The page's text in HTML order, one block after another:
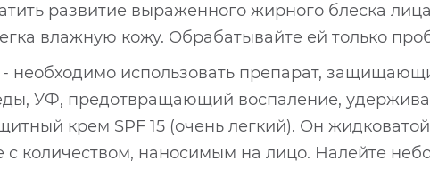
развитие выраженного жирного блеска
влажную кожу. Обрабатывайте ей только
необходимо использовать препарат,
УФ, предотвращающий воспаление,
крем SPF 15 (очень легкий). Он
количеством, наносимым на лицо. Налейте